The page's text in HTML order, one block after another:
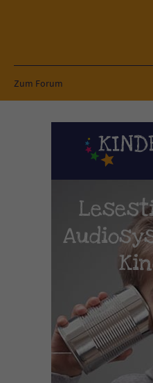
Zum Forum